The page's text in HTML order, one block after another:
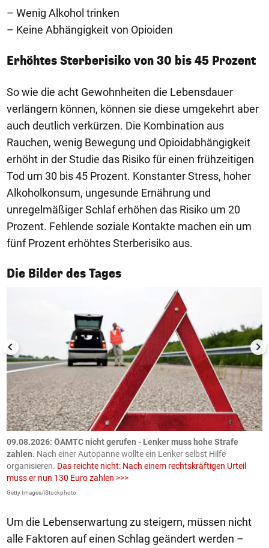
– Wenig Alkohol trinken
– Keine Abhängigkeit von Opioiden
Erhöhtes Sterberisiko von 30 bis 45 Prozent
So wie die acht Gewohnheiten die Lebensdauer
verlängern können, können sie diese umgekehrt aber
auch deutlich verkürzen. Die Kombination aus
Rauchen, wenig Bewegung und Opioidabhängigkeit
erhöht in der Studie das Risiko für einen frühzeitigen
Tod um 30 bis 45 Prozent. Konstanter Stress, hoher
Alkoholkonsum, ungesunde Ernährung und
unregelmäßiger Schlaf erhöhen das Risiko um 20
Prozent. Fehlende soziale Kontakte machen ein um
fünf Prozent erhöhtes Sterberisiko aus.
Die Bilder des Tages
1/50
09.08.2026: ÖAMTC nicht gerufen - Lenker muss hohe Strafe
zahlen. Nach einer Autopanne wollte ein Lenker selbst Hilfe
organisieren. Das reichte nicht: Nach einem rechtskräftigen Urteil
muss er nun 130 Euro zahlen >>>
Getty Images/iStockphoto
Um die Lebenserwartung zu steigern, müssen nicht
alle Faktoren auf einen Schlag geändert werden –